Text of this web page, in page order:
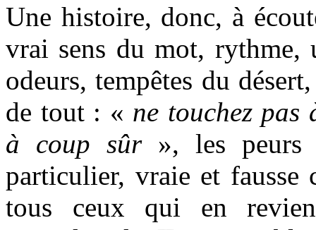
Une histoire, donc, à
vrai sens du mot, rythme,
odeurs, tempêtes du
de tout : « ne touchez pas
à coup sûr», les peurs
particulier, vraie et
tous ceux qui en